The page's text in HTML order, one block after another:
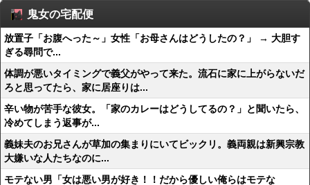
鬼女の宅配便
放置子「お腹へった～」女性「お母さんはどうしたの？」 → 大胆す
ぎる尋問で...
体調が悪いタイミングで義父がやって来た。流石に家に上がらないだ
ろと思ってたら、家に居座りは...
辛い物が苦手な彼女。「家のカレーはどうしてるの？」と聞いたら、
冷めてしまう返事が...
義妹夫のお兄さんが草加の集まりにいてビックリ。義両親は新興宗教
大嫌いな人たちなのに...
モテない男「女は悪い男が好き！！だから優しい俺らはモテな